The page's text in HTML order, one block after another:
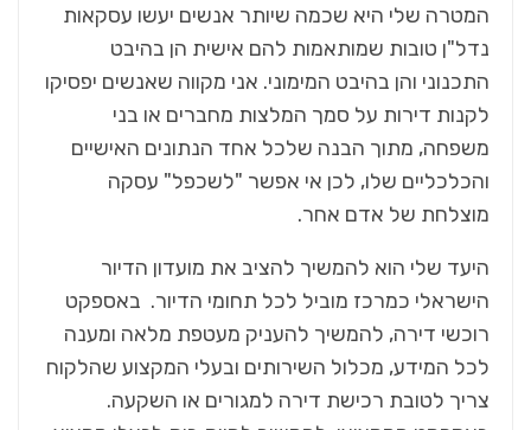
המטרה שלי היא שכמה שיותר אנשים יעשו עסקאות
נדל"ן טובות שמותאמות להם אישית הן בהיבט
התכנוני והן בהיבט המימוני. אני מקווה שאנשים יפסיקו
לקנות דירות על סמך המלצות מחברים או בני
משפחה, מתוך הבנה שלכל אחד הנתונים האישיים
והכלכליים שלו, לכן אי אפשר "לשכפל" עסקה
מוצלחת של אדם אחר.
היעד שלי הוא להמשיך להציב את מועדון הדיור
הישראלי כמרכז מוביל לכל תחומי הדיור. באספקט
רוכשי דירה, להמשיך להעניק מעטפת מלאה ומענה
לכל המידע, מכלול השירותים ובעלי המקצוע שהלקוח
צריך לטובת רכישת דירה למגורים או השקעה.